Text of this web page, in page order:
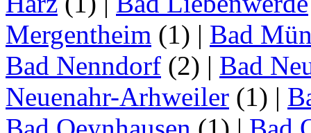
Mergentheim (1) | Bad
Bad Nenndorf (2) | Bad
Neuenahr-Arhweiler (1) |